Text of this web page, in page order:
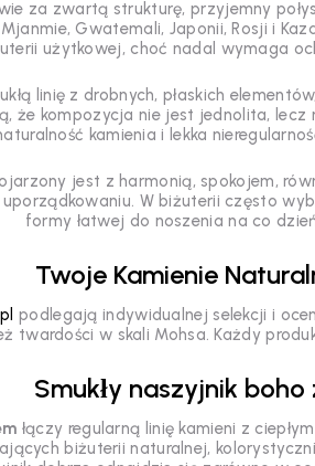
za zwartą strukturę, przyjemny
Gwatemali, Japonii, Rosji i
użytkowej, choć nadal wymaga
linię z drobnych, płaskich
że kompozycja nie jest jednolita,
kamienia i lekka
jest z harmonią, spokojem,
W biżuterii często
formy łatwej do noszenia na co
Twoje Kamienie
podlegają indywidualnej selekcji i
twardości w skali Mohsa. Każdy
Smukły naszyjnik
łączy regularną linię kamieni z
biżuterii naturalnej,